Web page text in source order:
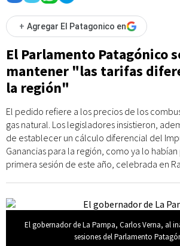
+ Agregar El Patagonico en
El Parlamento Patagónico
mantener "las tarifas
la región"
El pedido refiere a los precios de los
gas natural. Los legisladores insistieron,
de establecer un cálculo diferencial del
Ganancias para la región, como ya lo
primera sesión de este año, celebrada en
El gobernador de La Pampa, Carlos Verna, al
sesiones del Parlamento